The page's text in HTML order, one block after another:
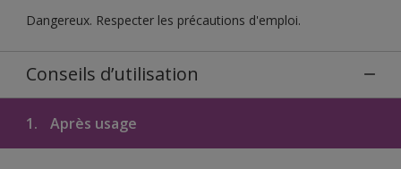
Dangereux. Respecter les précautions d'emploi.
Conseils d’utilisation
1. Après usage